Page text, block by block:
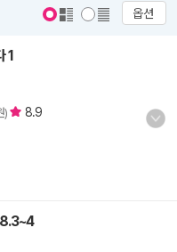
옵션
1
)
8.9